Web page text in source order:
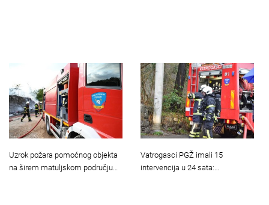
Uzrok požara pomoćnog objekta
na širem matuljskom području…
Vatrogasci PGŽ imali 15
intervencija u 24 sata:…